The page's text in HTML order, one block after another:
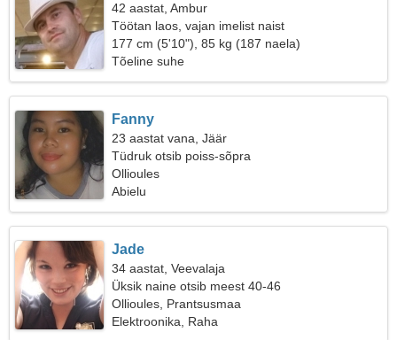
42 aastat, Ambur
Töötan laos, vajan imelist naist
177 cm (5'10"), 85 kg (187 naela)
Tõeline suhe
Fanny
23 aastat vana, Jäär
Tüdruk otsib poiss-sõpra
Ollioules
Abielu
Jade
34 aastat, Veevalaja
Üksik naine otsib meest 40-46
Ollioules, Prantsusmaa
Elektroonika, Raha